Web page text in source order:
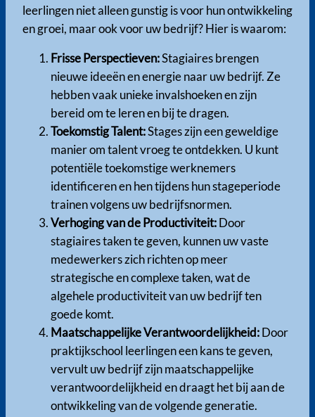
leerlingen niet alleen gunstig is voor hun ontwikkeling
en groei, maar ook voor uw bedrijf? Hier is waarom:
Frisse Perspectieven:Stagiaires brengen
nieuwe ideeën en energie naar uw bedrijf. Ze
hebben vaak unieke invalshoeken en zijn
bereid om te leren en bij te dragen.
Toekomstig Talent:Stages zijn een geweldige
manier om talent vroeg te ontdekken. U kunt
potentiële toekomstige werknemers
identificeren en hen tijdens hun stageperiode
trainen volgens uw bedrijfsnormen.
Verhoging van de Productiviteit:Door
stagiaires taken te geven, kunnen uw vaste
medewerkers zich richten op meer
strategische en complexe taken, wat de
algehele productiviteit van uw bedrijf ten
goede komt.
Maatschappelijke Verantwoordelijkheid:Door
praktijkschool leerlingen een kans te geven,
vervult uw bedrijf zijn maatschappelijke
verantwoordelijkheid en draagt het bij aan de
ontwikkeling van de volgende generatie.